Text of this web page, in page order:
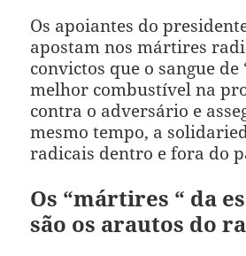
Os apoiantes do
apostam nos mártires
convictos que o sangue de
melhor combustível na
contra o adversário e
mesmo tempo, a
radicais dentro e fora do
Os “mártires “ da
são os arautos do